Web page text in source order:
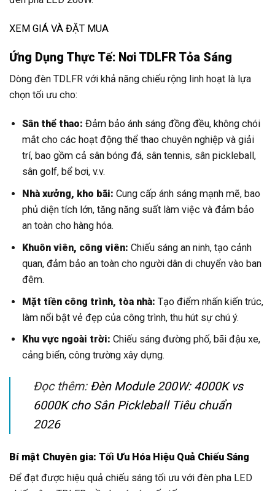
XEM GIÁ VÀ ĐẶT MUA
Ứng Dụng Thực Tế: Nơi TDLFR Tỏa Sáng
Dòng đèn TDLFR với khả năng chiếu rộng linh hoạt là lựa
chọn tối ưu cho:
Sân thể thao: Đảm bảo ánh sáng đồng đều, không chói
mắt cho các hoạt động thể thao chuyên nghiệp và giải
trí, bao gồm cả sân bóng đá, sân tennis, sân pickleball,
sân golf, bể bơi, v.v.
Nhà xưởng, kho bãi: Cung cấp ánh sáng mạnh mẽ, bao
phủ diện tích lớn, tăng năng suất làm việc và đảm bảo
an toàn cho hàng hóa.
Khuôn viên, công viên: Chiếu sáng an ninh, tạo cảnh
quan, đảm bảo an toàn cho người dân di chuyển vào ban
đêm.
Mặt tiền công trình, tòa nhà: Tạo điểm nhấn kiến trúc,
làm nổi bật vẻ đẹp của công trình, thu hút sự chú ý.
Khu vực ngoài trời: Chiếu sáng đường phố, bãi đậu xe,
cảng biển, công trường xây dựng.
Đọc thêm: Đèn Module 200W: 4000K vs
6000K cho Sân Pickleball Tiêu chuẩn
2026
Bí mật Chuyên gia: Tối Ưu Hóa Hiệu Quả Chiếu Sáng
Để đạt được hiệu quả chiếu sáng tối ưu với đèn pha LED